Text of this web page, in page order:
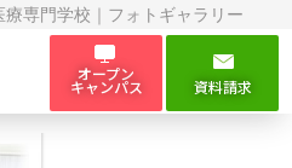
療専門学校｜フォトギャラリー
オープン
キャンパス 資料請求